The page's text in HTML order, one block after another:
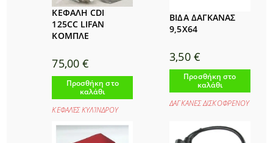
ΚΕΦΑΛΗ CDI
125CC LIFAN
ΚΟΜΠΛΕ
75,00€
Προσθήκη στο
καλάθι
ΚΕΦΑΛΈΣ ΚΥΛΊΝΔΡΟΥ
ΒΙΔΑ ΔΑΓΚΑΝΑΣ
9,5Χ64
3,50 €
Προσθήκη στο
καλάθι
ΔΑΓΚΑΝΕΣ ΔΙΣΚΟΦΡΕΝΟΥ